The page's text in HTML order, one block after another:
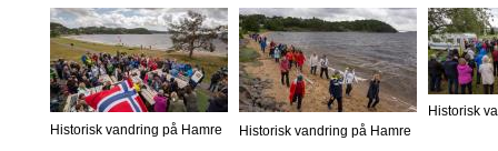
Historisk vandring på Hamre Historisk vandring på Hamre
Historisk